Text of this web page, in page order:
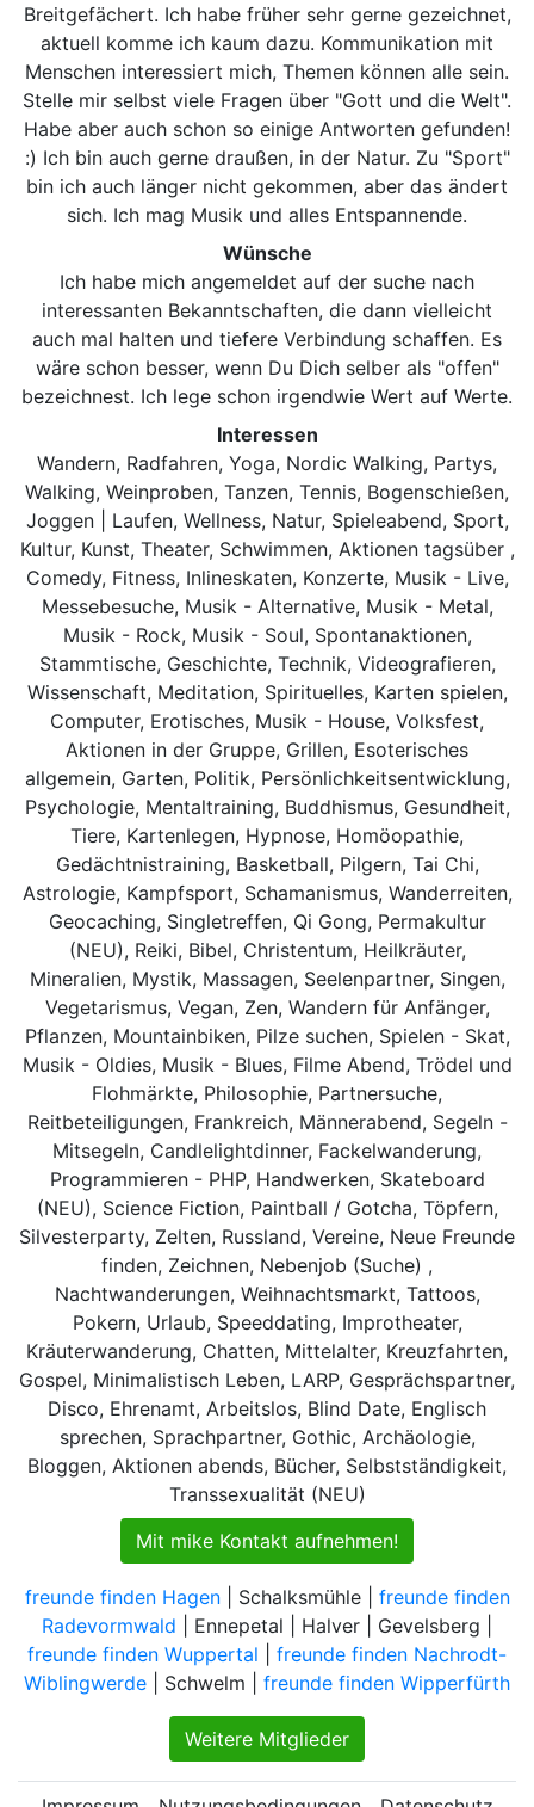
Breitgefächert. Ich habe früher sehr gerne gezeichnet,
aktuell komme ich kaum dazu. Kommunikation mit
Menschen interessiert mich, Themen können alle sein.
Stelle mir selbst viele Fragen über "Gott und die Welt".
Habe aber auch schon so einige Antworten gefunden!
:) Ich bin auch gerne draußen, in der Natur. Zu "Sport"
bin ich auch länger nicht gekommen, aber das ändert
sich. Ich mag Musik und alles Entspannende.
Wünsche
Ich habe mich angemeldet auf der suche nach
interessanten Bekanntschaften, die dann vielleicht
auch mal halten und tiefere Verbindung schaffen. Es
wäre schon besser, wenn Du Dich selber als "offen"
bezeichnest. Ich lege schon irgendwie Wert auf Werte.
Interessen
Wandern, Radfahren, Yoga, Nordic Walking, Partys,
Walking, Weinproben, Tanzen, Tennis, Bogenschießen,
Joggen | Laufen, Wellness, Natur, Spieleabend, Sport,
Kultur, Kunst, Theater, Schwimmen, Aktionen tagsüber ,
Comedy, Fitness, Inlineskaten, Konzerte, Musik - Live,
Messebesuche, Musik - Alternative, Musik - Metal,
Musik - Rock, Musik - Soul, Spontanaktionen,
Stammtische, Geschichte, Technik, Videografieren,
Wissenschaft, Meditation, Spirituelles, Karten spielen,
Computer, Erotisches, Musik - House, Volksfest,
Aktionen in der Gruppe, Grillen, Esoterisches
allgemein, Garten, Politik, Persönlichkeitsentwicklung,
Psychologie, Mentaltraining, Buddhismus, Gesundheit,
Tiere, Kartenlegen, Hypnose, Homöopathie,
Gedächtnistraining, Basketball, Pilgern, Tai Chi,
Astrologie, Kampfsport, Schamanismus, Wanderreiten,
Geocaching, Singletreffen, Qi Gong, Permakultur
(NEU), Reiki, Bibel, Christentum, Heilkräuter,
Mineralien, Mystik, Massagen, Seelenpartner, Singen,
Vegetarismus, Vegan, Zen, Wandern für Anfänger,
Pflanzen, Mountainbiken, Pilze suchen, Spielen - Skat,
Musik - Oldies, Musik - Blues, Filme Abend, Trödel und
Flohmärkte, Philosophie, Partnersuche,
Reitbeteiligungen, Frankreich, Männerabend, Segeln -
Mitsegeln, Candlelightdinner, Fackelwanderung,
Programmieren - PHP, Handwerken, Skateboard
(NEU), Science Fiction, Paintball / Gotcha, Töpfern,
Silvesterparty, Zelten, Russland, Vereine, Neue Freunde
finden, Zeichnen, Nebenjob (Suche) ,
Nachtwanderungen, Weihnachtsmarkt, Tattoos,
Pokern, Urlaub, Speeddating, Improtheater,
Kräuterwanderung, Chatten, Mittelalter, Kreuzfahrten,
Gospel, Minimalistisch Leben, LARP, Gesprächspartner,
Disco, Ehrenamt, Arbeitslos, Blind Date, Englisch
sprechen, Sprachpartner, Gothic, Archäologie,
Bloggen, Aktionen abends, Bücher, Selbstständigkeit,
Transsexualität (NEU)
Mit mike Kontakt aufnehmen!
freunde finden Hagen| Schalksmühle | freunde finden
Radevormwald | Ennepetal | Halver | Gevelsberg |
freunde finden Wuppertal
freunde finden Nachrodt-
Wiblingwerde | Schwelm | freunde finden Wipperfürth
Weitere Mitglieder